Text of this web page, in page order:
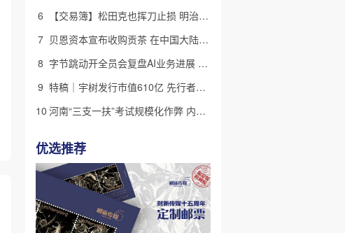
6
【交易簿】松田克也挥刀止损 明治折戟中国乳业
7
贝恩资本宣布收购贡茶 在中国大陆无法注册商标后退出市场
8
字节跳动开全员会复盘AI业务进展 称大模型被海外竞对拉开差距
9
特稿｜宇树发行市值610亿 先行者的加速和考验
10
河南“三支一扶”考试规模化作弊 内外勾结提前获取试卷
优选推荐